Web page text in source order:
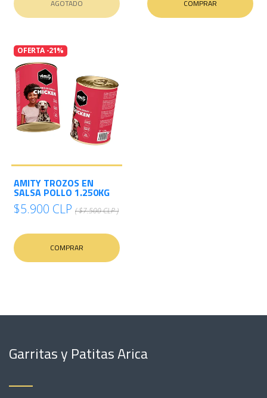
AGOTADO COMPRAR
OFERTA -21%
AMITY TROZOS EN
SALSA POLLO 1.250KG
$5.900 CLP ( $7.500 CLP )
COMPRAR
Garritas y Patitas Arica